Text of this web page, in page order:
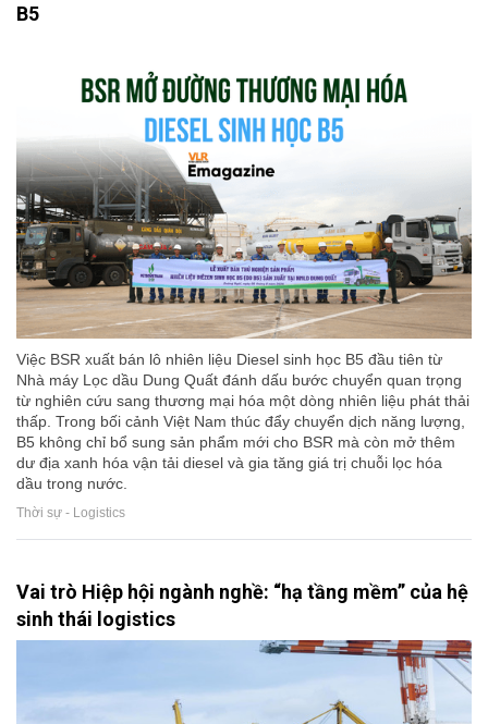
B5
Việc BSR xuất bán lô nhiên liệu Diesel sinh học B5 đầu tiên từ
Nhà máy Lọc dầu Dung Quất đánh dấu bước chuyển quan trọng
từ nghiên cứu sang thương mại hóa một dòng nhiên liệu phát thải
thấp. Trong bối cảnh Việt Nam thúc đẩy chuyển dịch năng lượng,
B5 không chỉ bổ sung sản phẩm mới cho BSR mà còn mở thêm
dư địa xanh hóa vận tải diesel và gia tăng giá trị chuỗi lọc hóa
dầu trong nước.
Thời sự - Logistics
Vai trò Hiệp hội ngành nghề: “hạ tầng mềm” của hệ
sinh thái logistics